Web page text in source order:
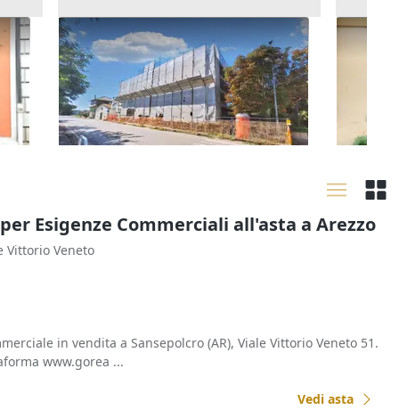
Asta Porzione di fabbricato cielo-
terra in corso di ristrutturazione
Monte Castello di Vibio (Perugia)
151.227 €
21/10/2026
Asta
11/
Esigenze Commerciali all'asta a Arezzo
Vittorio Veneto
in vendita a Sansepolcro (AR), Viale Vittorio Veneto 51.
www.gorea ...
Vedi asta